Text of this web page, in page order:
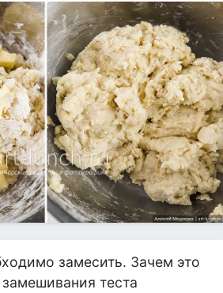
замесить. Зачем это
теста